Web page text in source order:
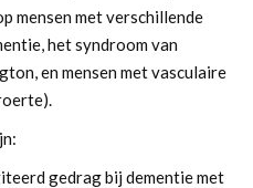
mensen met verschillende
het syndroom van
en mensen met vasculaire
gedrag bij dementie met